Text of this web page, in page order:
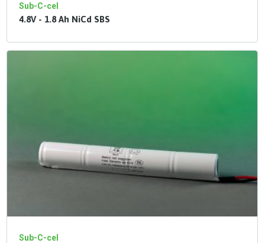
Sub-C-cel
4.8V - 1.8 Ah NiCd SBS
Sub-C-cel